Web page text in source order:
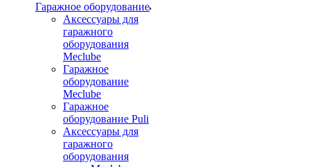
Гаражное оборудование
Аксессуары для
гаражного
оборудования
Meclube
Гаражное
оборудование
Meclube
Гаражное
оборудование Puli
Аксессуары для
гаражного
оборудования